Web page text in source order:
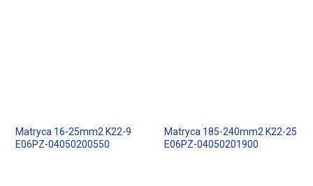
Matryca 16-25mm2 K22-9
E06PZ-04050200550
Matryca 185-240mm2 K22-25
E06PZ-04050201900